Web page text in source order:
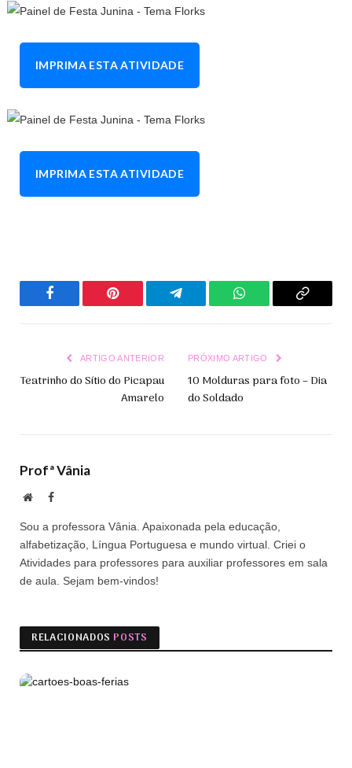
IMPRIMA ESTA ATIVIDADE
IMPRIMA ESTA ATIVIDADE
Facebook Pinterest Telegrama WhatsAppCopiar
ARTIGO ANTERIOR
Teatrinho do Sítio do Picapau
Amarelo
PRÓXIMO ARTIGO
10 Molduras para foto – Dia
do Soldado
Profª Vânia
Site Facebook
Sou a professora Vânia. Apaixonada pela educação,
alfabetização, Língua Portuguesa e mundo virtual. Criei o
Atividades para professores para auxiliar professores em sala
de aula. Sejam bem-vindos!
RELACIONADOS POSTS